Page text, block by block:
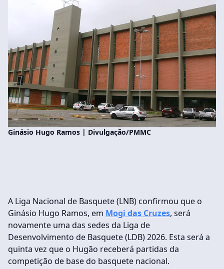
Ginásio Hugo Ramos | Divulgação/PMMC
A Liga Nacional de Basquete (LNB) confirmou que o
Ginásio Hugo Ramos, em Mogi das Cruzes, será
novamente uma das sedes da Liga de
Desenvolvimento de Basquete (LDB) 2026. Esta será a
quinta vez que o Hugão receberá partidas da
competição de base do basquete nacional.